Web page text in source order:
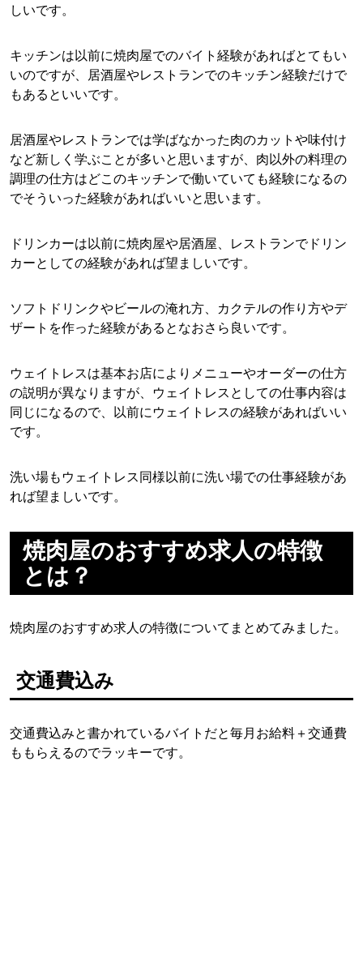
しいです。
キッチンは以前に焼肉屋でのバイト経験があればとてもい
いのですが、居酒屋やレストランでのキッチン経験だけで
もあるといいです。
居酒屋やレストランでは学ばなかった肉のカットや味付け
など新しく学ぶことが多いと思いますが、肉以外の料理の
調理の仕方はどこのキッチンで働いていても経験になるの
でそういった経験があればいいと思います。
ドリンカーは以前に焼肉屋や居酒屋、レストランでドリン
カーとしての経験があれば望ましいです。
ソフトドリンクやビールの淹れ方、カクテルの作り方やデ
ザートを作った経験があるとなおさら良いです。
ウェイトレスは基本お店によりメニューやオーダーの仕方
の説明が異なりますが、ウェイトレスとしての仕事内容は
同じになるので、以前にウェイトレスの経験があればいい
です。
洗い場もウェイトレス同様以前に洗い場での仕事経験があ
れば望ましいです。
焼肉屋のおすすめ求人の特徴
とは？
焼肉屋のおすすめ求人の特徴についてまとめてみました。
交通費込み
交通費込みと書かれているバイトだと毎月お給料＋交通費
ももらえるのでラッキーです。